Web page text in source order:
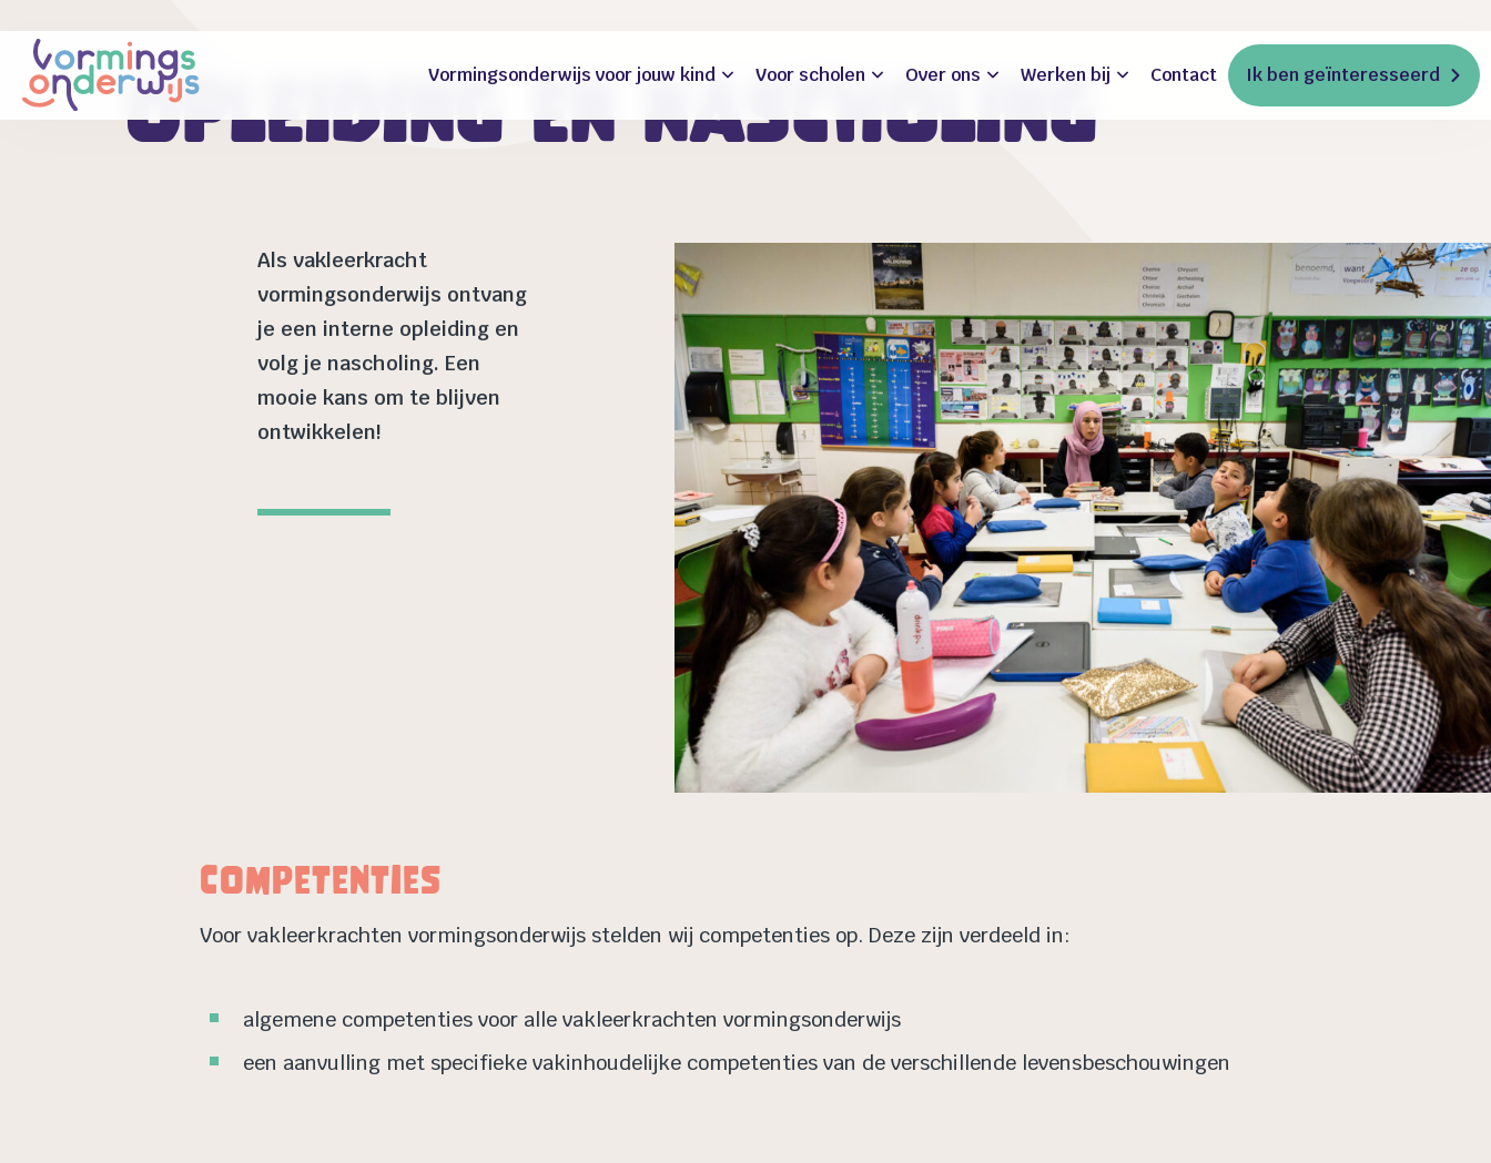
Vormingsonderwijs voor jouw kind Voor scholen Over ons Werken bij Contact Ik ben geïnteresseerd
Opleiding en nascholing
Als vakleerkracht
vormingsonderwijs ontvang
je een interne opleiding en
volg je nascholing. Een
mooie kans om te blijven
ontwikkelen!
Competenties
Voor vakleerkrachten vormingsonderwijs stelden wij competenties op. Deze zijn verdeeld in:
algemene competenties voor alle vakleerkrachten vormingsonderwijs
een aanvulling met specifieke vakinhoudelijke competenties van de verschillende levensbeschouwingen